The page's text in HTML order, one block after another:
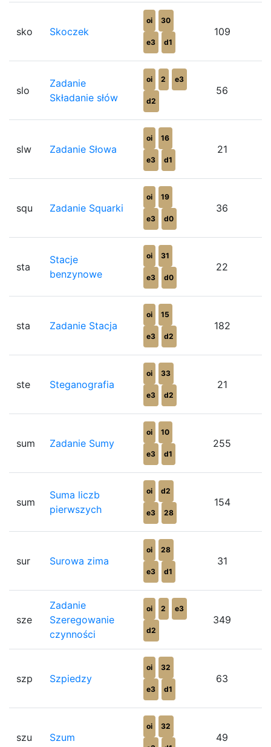
sko Skoczek
oi 30
e3 d1
109
slo
Zadanie
Składanie słów
oi 2 e3
d2
56
slw Zadanie Słowa
oi 16
e3 d1
21
squ Zadanie Squarki
oi 19
e3 d0
36
sta
Stacje
benzynowe
oi 31
e3 d0
22
sta Zadanie Stacja
oi 15
e3 d2
182
ste Steganografia
oi 33
e3 d2
21
sum Zadanie Sumy
oi 10
e3 d1
255
sum
Suma liczb
pierwszych
oi d2
e3 28
154
sur Surowa zima
oi 28
e3 d1
31
sze
Zadanie
Szeregowanie
czynności
oi 2 e3
d2
349
szp Szpiedzy
oi 32
e3 d1
63
szu Szum
oi 32
49